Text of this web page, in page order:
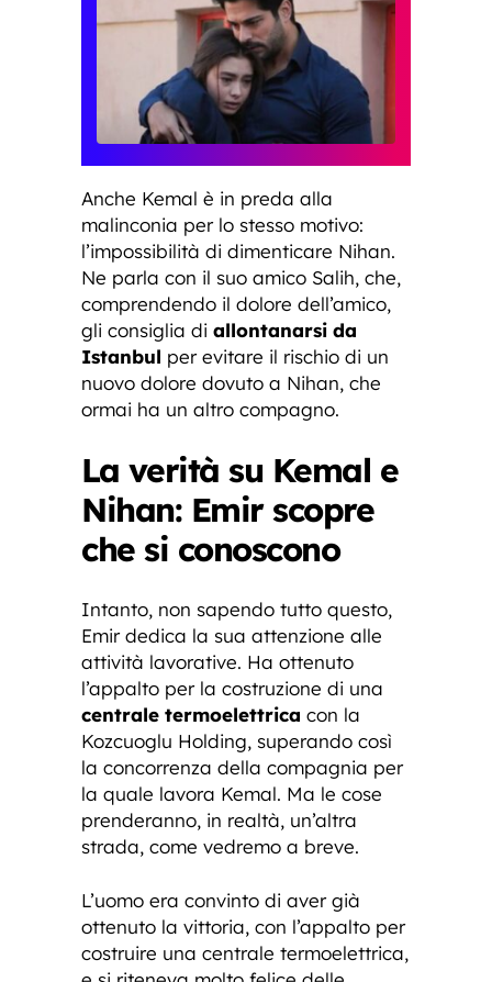
Anche Kemal è in preda alla
malinconia per lo stesso motivo:
l’impossibilità di dimenticare Nihan.
Ne parla con il suo amico Salih, che,
comprendendo il dolore dell’amico,
gli consiglia di allontanarsi da
Istanbul per evitare il rischio di un
nuovo dolore dovuto a Nihan, che
ormai ha un altro compagno.
La verità su Kemal e
Nihan: Emir scopre
che si conoscono
Intanto, non sapendo tutto questo,
Emir dedica la sua attenzione alle
attività lavorative. Ha ottenuto
l’appalto per la costruzione di una
centrale termoelettrica con la
Kozcuoglu Holding, superando così
la concorrenza della compagnia per
la quale lavora Kemal. Ma le cose
prenderanno, in realtà, un’altra
strada, come vedremo a breve.
L’uomo era convinto di aver già
ottenuto la vittoria, con l’appalto per
costruire una centrale termoelettrica,